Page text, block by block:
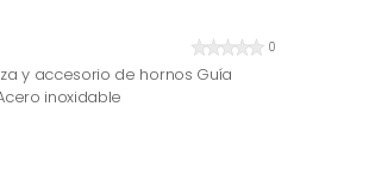
0
y accesorio de hornos Guía
inoxidable